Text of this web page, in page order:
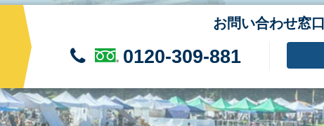
お問い合わせ窓口
0120-309-881